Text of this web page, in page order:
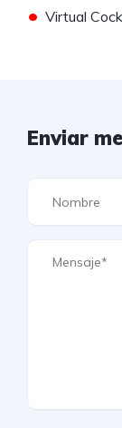
• Virtual
Enviar